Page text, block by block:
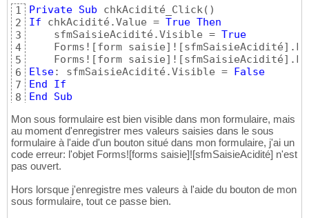
1
2
3
4
5
6
7
8
Private Sub chkAcidité_Click( )
If chkAcidité.Value = True Then
    sfmSaisieAcidité.Visible =
True
    Forms!
[form saisie] ! [sfmSaisieAcidité]
    Forms!
[form saisie] ! [sfmSaisieAcidité]
Else: sfmSaisieAcidité.Visible =
False
End
If
End
Sub
Mon sous formulaire est bien visible dans mon formulaire, mais
au moment d'enregistrer mes valeurs saisies dans le sous
formulaire à l'aide d'un bouton situé dans mon formulaire, j'ai un
code erreur: l'objet Forms![forms saisie]![sfmSaisieAcidité] n'est
pas ouvert.
Hors lorsque j'enregistre mes valeurs à l'aide du bouton de mon
sous formulaire, tout ce passe bien.